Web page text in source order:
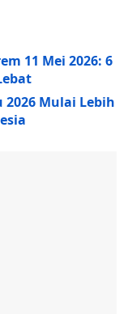
11 Mei 2026: 6
2026 Mulai Lebih